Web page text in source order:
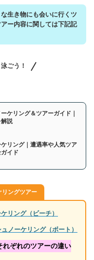
生き物にも会いに行くツ
ー内容に関しては下記記
ごう！
ケリング＆ツアーガイド｜
説
リング｜遭遇率や人気ツア
イド
リングツアー
リング（ビーチ）
ノーケリング（ボート）
ぞれのツアーの違い